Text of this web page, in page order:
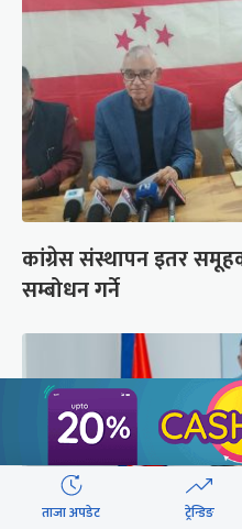
कांग्रेस संस्थापन इतर
सम्बोधन गर्ने
ताजा अपडेट ट्रेन्डिङ